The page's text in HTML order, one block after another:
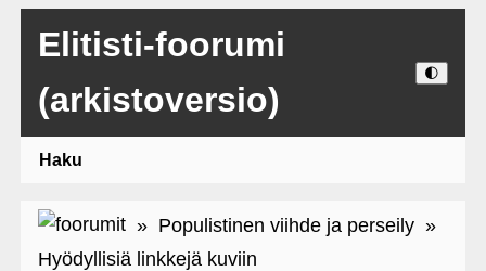
Elitisti-foorumi
(arkistoversio)
🌓
Haku
» Populistinen viihde ja perseily»
Hyödyllisiä linkkejä kuviin